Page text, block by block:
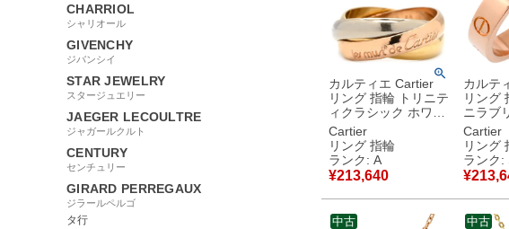
CHARRIOL
シャリオール
GIVENCHY
ジバンシイ
STAR JEWELRY
スタージュエリー
JAEGER LECOULTRE
ジャガールクルト
CENTURY
センチュリー
GIRARD PERREGAUX
ジラールペルゴ
タ行
カルティエ Cartier
リング 指輪 トリニテ
ィクラシック ホワイ
トゴールド×イエロー
ゴールド×ピンクゴー
ルド #48(JP8) 3連 3
カラー 3ゴールド
18K 750 7.5号
【箱】 【中古】中古
美品
Cartier
リング 指輪
ランク: A
¥213,640
カルテ
リング
ニラブ
ヤ ピン
デル
18K PG 9
新品同
Cartier
リング
ランク:
¥
中古 中古